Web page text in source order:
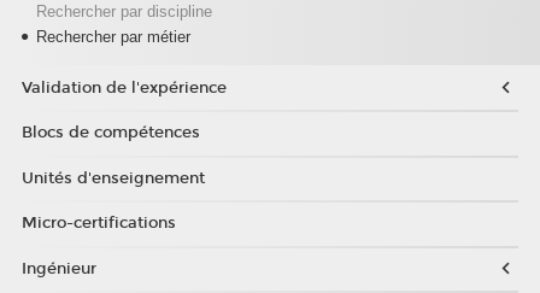
Rechercher par discipline
Rechercher par métier
Validation de l'expérience
Blocs de compétences
Unités d'enseignement
Micro-certifications
Ingénieur